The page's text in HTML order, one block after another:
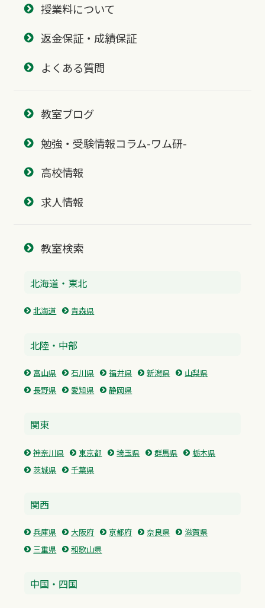
授業料について
返金保証・成績保証
よくある質問
教室ブログ
勉強・受験情報コラム-ワム研-
高校情報
求人情報
教室検索
北海道・東北
北海道 青森県
北陸・中部
富山県 石川県 福井県 新潟県
山梨県
長野県
愛知県 静岡県
関東
神奈川県 東京都 埼玉県 群馬県
栃木県
茨城県
千葉県
関西
兵庫県 大阪府 京都府 奈良県
滋賀県
三重県
和歌山県
中国・四国